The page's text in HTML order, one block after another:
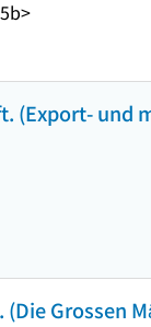
(Export- und
Grossen